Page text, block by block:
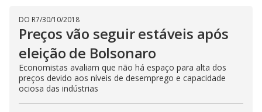
DO R7/30/10/2018
Preços vão seguir estáveis após
eleição de Bolsonaro
Economistas avaliam que não há espaço para alta dos
preços devido aos níveis de desemprego e capacidade
ociosa das indústrias